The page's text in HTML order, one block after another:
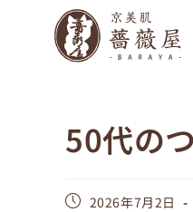
50代の
2026年7月2日